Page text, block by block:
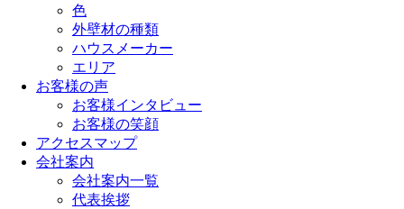
色
外壁材の種類
ハウスメーカー
エリア
お客様の声
お客様インタビュー
お客様の笑顔
アクセスマップ
会社案内
会社案内一覧
代表挨拶